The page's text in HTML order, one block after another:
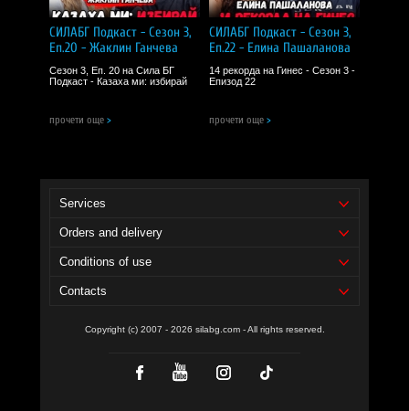
СИЛАБГ Подкаст - Сезон 3,
Еп.20 - Жаклин Ганчева
Сезон 3, Еп. 20 на Сила БГ
Подкаст - Казаха ми: избирай
прочети още >
СИЛАБГ Подкаст - Сезон 3,
Еп.22 - Елина Пашаланова
14 рекорда на Гинес - Сезон 3 -
Епизод 22
прочети още >
Services
Orders and delivery
Conditions of use
Contacts
Copyright (c) 2007 - 2026 silabg.com - All rights reserved.